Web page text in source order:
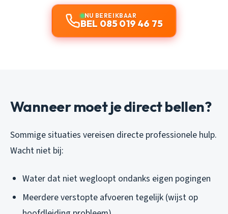
NU BEREIKBAAR
BEL 085 019 46 75
Wanneer moet je direct bellen?
Sommige situaties vereisen directe professionele hulp.
Wacht niet bij:
Water dat niet wegloopt ondanks eigen pogingen
Meerdere verstopte afvoeren tegelijk (wijst op